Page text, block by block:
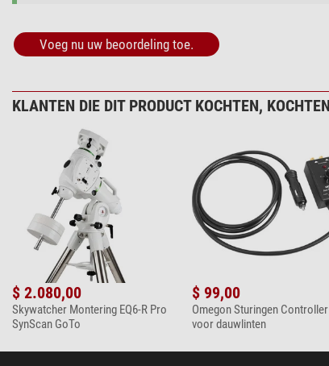
Voeg nu uw beoordeling toe.
KLANTEN DIE DIT PRODUCT KOCHTEN,
$ 2.080,00
Skywatcher Montering EQ6-R Pro
SynScan GoTo
$ 99,00
Omegon Sturingen Controller
voor dauwlinten